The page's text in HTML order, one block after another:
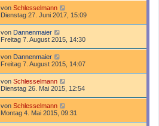
von Schlesselmann
Dienstag 27. Juni 2017, 15:09
von Dannenmaier
Freitag 7. August 2015, 14:30
von Dannenmaier
Freitag 7. August 2015, 14:07
von Schlesselmann
Dienstag 26. Mai 2015, 12:54
von Schlesselmann
Montag 4. Mai 2015, 09:31